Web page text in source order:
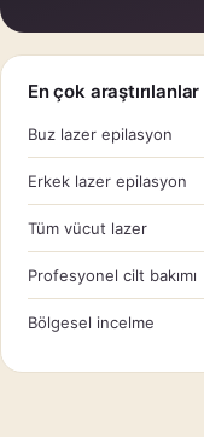
En çok araştırılanlar
Buz lazer epilasyon
Erkek lazer epilasyon
Tüm vücut lazer
Profesyonel cilt bakımı
Bölgesel incelme